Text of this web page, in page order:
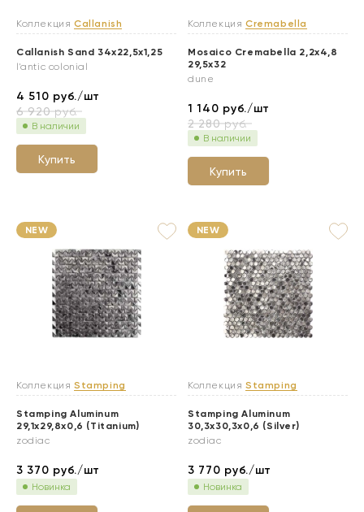
Коллекция Callanish
Callanish Sand 34x22,5x1,25
l'antic colonial
4 510 руб./шт
6 920руб.
В наличии
Купить
Коллекция Cremabella
Mosaico Cremabella 2,2x4,8
29,5x32
dune
1 140 руб./шт
2 280руб.
В наличии
Купить
NEW
Коллекция Stamping
Stamping Aluminum
29,1x29,8x0,6 (Titanium)
zodiac
3 370 руб./шт
Новинка
NEW
Коллекция Stamping
Stamping Aluminum
30,3x30,3x0,6 (Silver)
zodiac
3 770 руб./шт
Новинка